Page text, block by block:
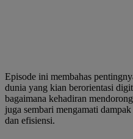
Episode ini membahas
dunia yang kian berorientasi
bagaimana kehadiran
juga sembari mengamati
dan efisiensi.​